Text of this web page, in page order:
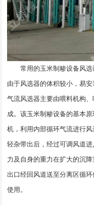
常用的玉米制糁设备风选
由于风选器的体积较小，易
气流风选器主要由喂料机构
成。该玉米制糁设备的基本
机，利用内部循环气流进行
轻杂带出后，经过可调风道
力及自身的重力在扩大的沉
出口经回风道送至分离区循
使用。